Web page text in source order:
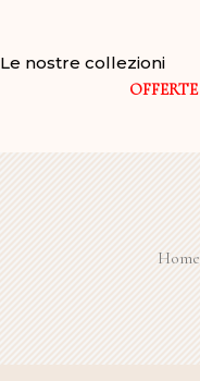
Le nostre collezioni
OFFERTE
Home